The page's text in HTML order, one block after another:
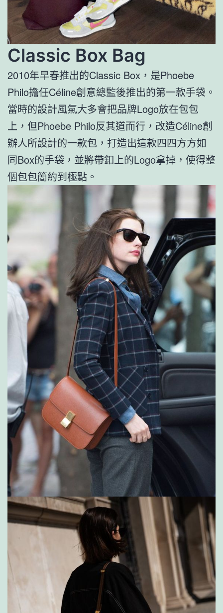
Classic Box Bag
2010年早春推出的Classic Box，是Phoebe
Philo擔任Céline創意總監後推出的第一款手袋。
當時的設計風氣大多會把品牌Logo放在包包
上，但Phoebe Philo反其道而行，改造Céline創
辦人所設計的一款包，打造出這款四四方方如
同Box的手袋，並將帶釦上的Logo拿掉，使得整
個包包簡約到極點。